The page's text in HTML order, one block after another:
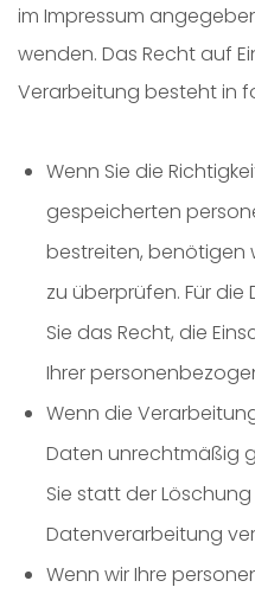
im Impressum
wenden. Das Recht auf
Verarbeitung besteht in
Wenn Sie die
gespeicherten
bestreiten, benötigen
zu überprüfen. Für
Sie das Recht, die
Ihrer
Wenn die
Daten unrechtmäßig
Sie statt der
Datenverarbeitung
Wenn wir Ihre